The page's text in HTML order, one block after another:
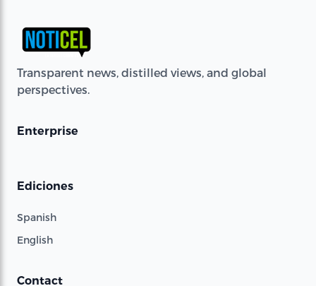
Transparent news, distilled views, and global
perspectives.
Enterprise
Ediciones
Spanish
English
Contact